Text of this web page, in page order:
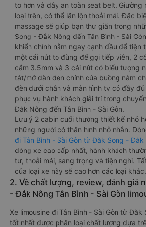
to hơn và dây an toàn seat belt. Giường
loại trên, có thể lăn lộn thoải mái. Đặc
massage sẽ giúp bạn thư giãn trong
Song - Đắk Nông đến Tân Bình - Sài
khiển chính nằm ngay cạnh đầu để tiện
một cái nút to đùng để gọi tiếp viên, 2
cắm 3.5mm và 3 cái nút có biểu tượng
tắt/mở dàn đèn chính của buồng nằm
đèn dưới chân và màn hình tv có đầy đủ
phục vụ hành khách giải trí trong
Đắk Nông đến Tân Bình - Sài Gòn.
Lưu ý 2 cabin cuối thường thiết kế nhỏ
những người có thân hình nhỏ nhắn.
đi Tân Bình - Sài Gòn từ Đăk Song - Đắk
dòng xe cao cấp nhất, hành khách
tư, thoải mái, sang trọng và tiện nghi.
của loại xe này sẽ cao hơn các loại khác.
2. Về chất lượng, review, đánh giá
- Đắk Nông Tân Bình - Sài Gòn
Xe limousine đi Tân Bình - Sài Gòn từ
tốt nhất được phân loại chất lượng dựa